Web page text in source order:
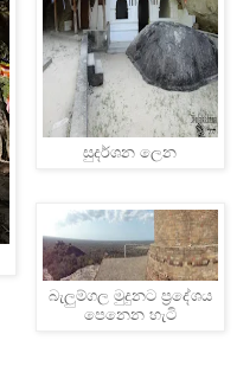
සුදර්ශන ලෙන
බැලුම්ගල මුදුනට ප්‍රදේශය
පෙනෙන හැටි